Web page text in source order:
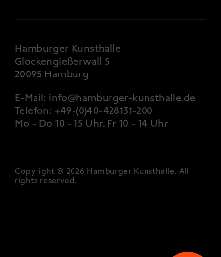
Hamburger Kunsthalle
Glockengießerwall 5
20095 Hamburg
E-Mail: info@hamburger-kunsthalle.de
Telefon: +49-(0)40-428131-200
Mo - Do 10 - 15 Uhr, Fr 10 - 14 Uhr
Copyright © 2026 Hamburger Kunsthalle. All
rights reserved.